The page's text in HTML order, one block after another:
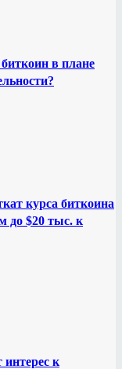
в плане
курса биткоина
до $20 тыс. к
к